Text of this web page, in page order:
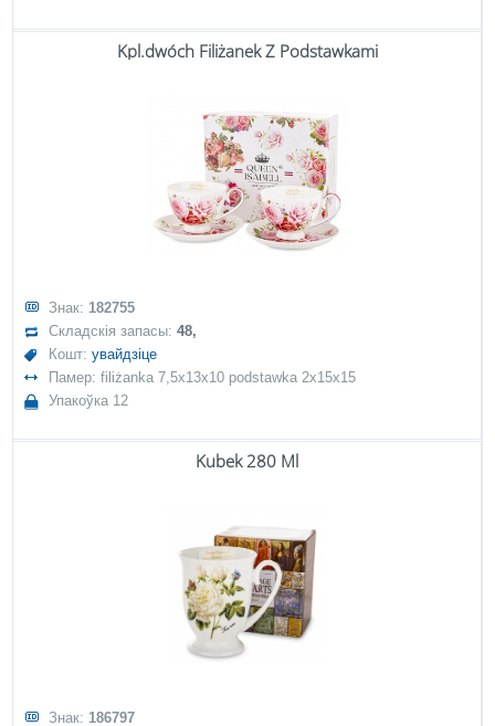
Kpl.dwóch Filiżanek Z Podstawkami
Знак: 182755
Складскія запасы:48,
Кошт:увайдзіце
Памер: filiżanka 7,5x13x10 podstawka 2x15x15
Упакоўка 12
Kubek 280 Ml
Знак: 186797